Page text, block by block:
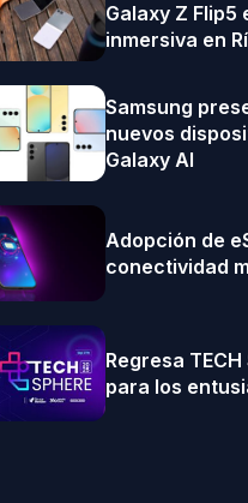
Galaxy Z Flip5
inmersiva en
Samsung
nuevos
Galaxy AI
Adopción de
conectividad
Regresa
para los